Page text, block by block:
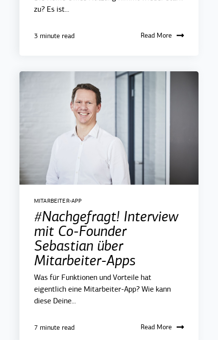
zu? Es ist...
3 minute read Read More
MITARBEITER-APP
#Nachgefragt! Interview
mit Co-Founder
Sebastian über
Mitarbeiter-Apps
Was für Funktionen und Vorteile hat
eigentlich eine Mitarbeiter-App? Wie kann
diese Deine...
7 minute read Read More